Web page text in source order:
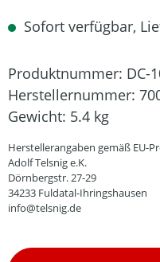
Sofort verfügbar,
Produktnummer: DC-
Herstellernummer:
Gewicht: 5.4 kg
Herstellerangaben gemäß EU-
Adolf Telsnig e.K.
Dörnbergstr. 27-29
34233 Fuldatal-Ihringshausen
info@telsnig.de